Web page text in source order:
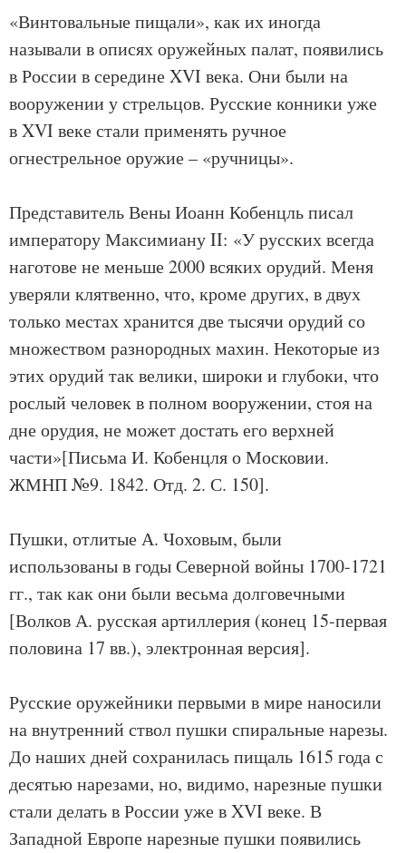
«Винтовальные пищали», как их иногда
называли в описях оружейных палат, появились
в России в середине XVI века. Они были на
вооружении у стрельцов. Русские конники уже
в XVI веке стали применять ручное
огнестрельное оружие – «ручницы».
Представитель Вены Иоанн Кобенцль писал
императору Максимиану II: «У русских всегда
наготове не меньше 2000 всяких орудий. Меня
уверяли клятвенно, что, кроме других, в двух
только местах хранится две тысячи орудий со
множеством разнородных махин. Некоторые из
этих орудий так велики, широки и глубоки, что
рослый человек в полном вооружении, стоя на
дне орудия, не может достать его верхней
части»[Письма И. Кобенцля о Московии.
ЖМНП №9. 1842. Отд. 2. С. 150].
Пушки, отлитые А. Чоховым, были
использованы в годы Северной войны 1700-1721
гг., так как они были весьма долговечными
[Волков А. русская артиллерия (конец 15-первая
половина 17 вв.), электронная версия].
Русские оружейники первыми в мире наносили
на внутренний ствол пушки спиральные нарезы.
До наших дней сохранилась пищаль 1615 года с
десятью нарезами, но, видимо, нарезные пушки
стали делать в России уже в XVI веке. В
Западной Европе нарезные пушки появились